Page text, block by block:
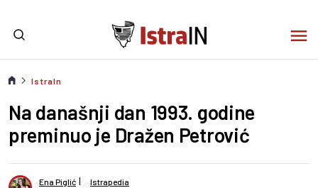
IstraIn
Na današnji dan 1993. godine
preminuo je Dražen Petrović
Ena Piglić I
Istrapedia